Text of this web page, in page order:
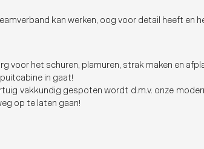
kan werken, oog voor detail heeft en
voor het schuren, plamuren, strak maken en
in gaat!
vakkundig gespoten wordt d.m.v. onze
op te laten gaan!